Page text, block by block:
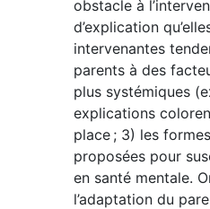
obstacle à
d’explication
intervenantes
parents à des
plus systémiques
explications
place ; 3) les
proposées pour
en santé mentale.
l’adaptation du